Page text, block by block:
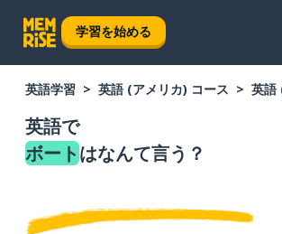
学習を始める
英語学習 英語 (アメリカ) コース 英語
英語で
ボートはなんて言う？